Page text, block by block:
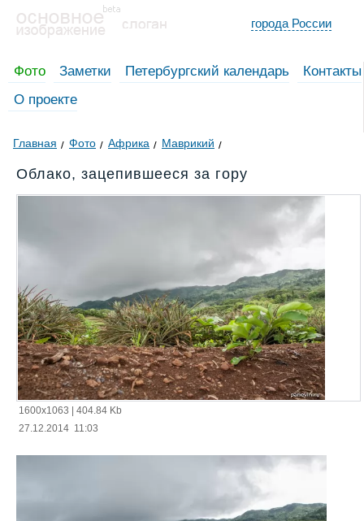
города России
Фото Заметки Петербургский календарь
Контакты
О проекте
Главная Фото Африка Маврикий
Облако, зацепившееся за гору
1600x1063
404.84 Kb
27.12.2014 11:03